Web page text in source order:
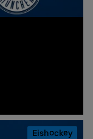
Eishockey